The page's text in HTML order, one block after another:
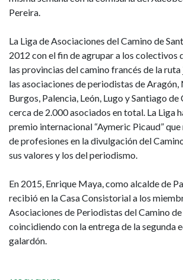
Pereira.
La Liga de Asociaciones del Camino de
2012 con el fin de agrupar a los colectivos
las provincias del camino francés de la
las asociaciones de periodistas de Aragón,
Burgos, Palencia, León, Lugo y Santiago
cerca de 2.000 asociados en total. La Liga
premio internacional “Aymeric Picaud”
de profesiones en la divulgación del
sus valores y los del periodismo.
En 2015, Enrique Maya, como alcalde de
recibió en la Casa Consistorial a los
Asociaciones de Periodistas del Camino
coincidiendo con la entrega de la segunda
galardón.